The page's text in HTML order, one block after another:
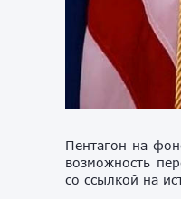
Пентагон на
возможность
со ссылкой на